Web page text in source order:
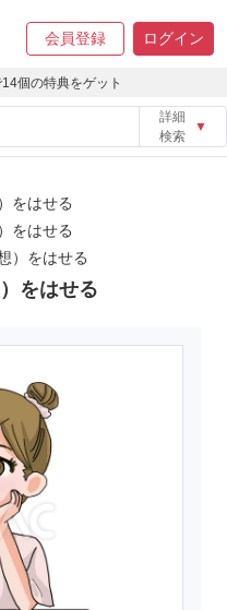
会員登録 ログイン
個の特典をゲット
詳細
検索
▼
をはせる
をはせる
）をはせる
をはせる